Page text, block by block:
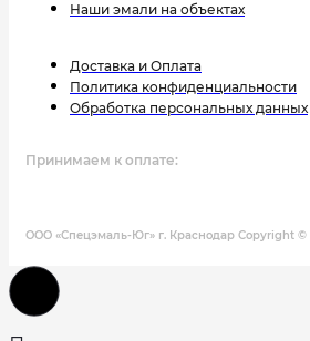
Наши эмали на объектах
Доставка и Оплата
Политика конфиденциальности
Обработка персональных данных
Принимаем к оплате:
ООО «Спецэмаль-Юг» г. Краснодар Copyright ©